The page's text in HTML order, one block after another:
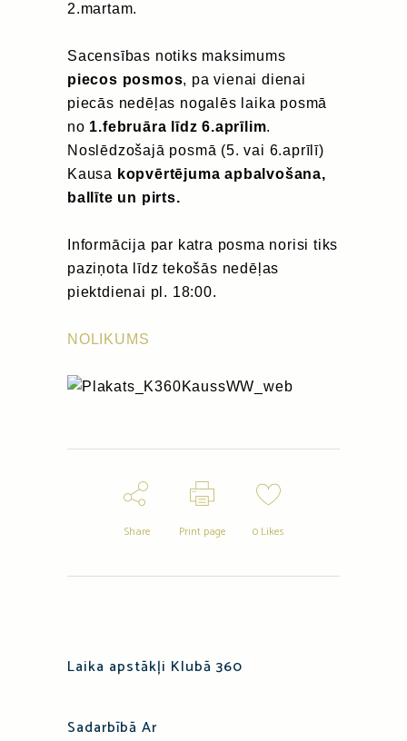
2.martam.
Sacensības notiks maksimums
piecos posmos, pa vienai dienai
piecās nedēļas nogalēs laika posmā
no 1.februāra līdz 6.aprīlim.
Noslēdzošajā posmā (5. vai 6.aprīlī)
Kausa kopvērtējuma apbalvošana,
ballīte un pirts.
Informācija par katra posma norisi tiks
paziņota līdz tekošās nedēļas
piektdienai pl. 18:00.
NOLIKUMS
Share Print page 0Likes
Laika apstākļi Klubā 360
Sadarbībā Ar